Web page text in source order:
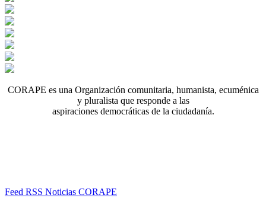
CORAPE es una Organización comunitaria, humanista, ecuménica
y pluralista que responde a las
aspiraciones democráticas de la ciudadanía.
Feed RSS Noticias CORAPE